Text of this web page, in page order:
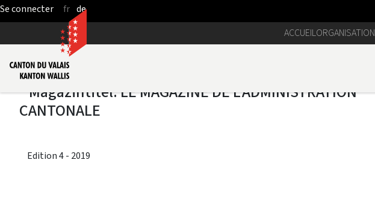
Saut au contenu principal
fr de
ACCUEILORGANISATION
Edition 4 - 2019